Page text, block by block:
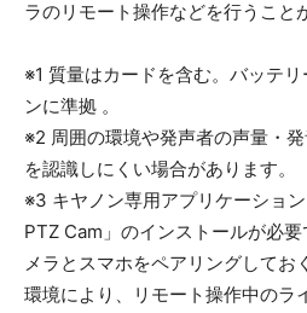
ラのリモート操作などを行うこと
※1 質量はカードを含む。バッテ
ンに準拠 。
※2 周囲の環境や発声者の声量・
を認識しにくい場合があります。
※3 キヤノン専用アプリケーショ
PTZ Cam」のインストールが必
メラとスマホをペアリングしてお
環境により、リモート操作中のラ